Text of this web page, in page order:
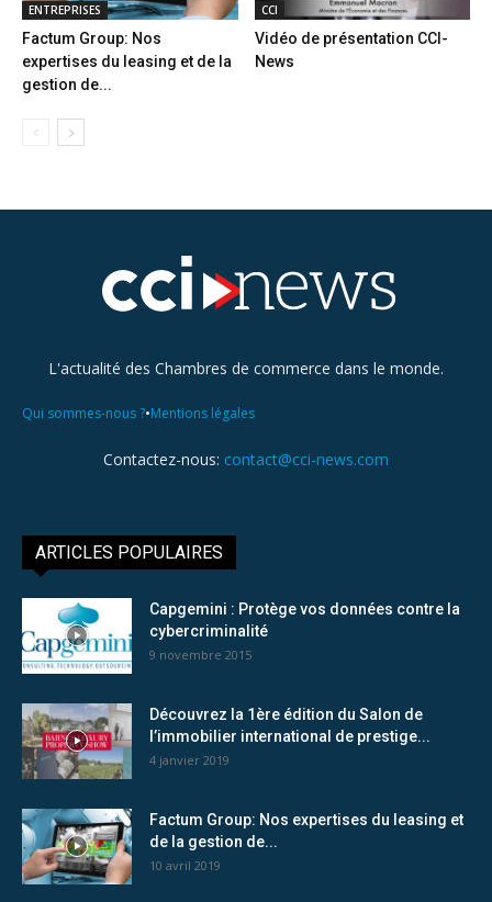
ENTREPRISES
Factum Group: Nos
expertises du leasing et de la
gestion de...
CCI
Vidéo de présentation CCI-
News
L'actualité des Chambres de commerce dans le monde.
Qui sommes-nous ?•Mentions légales
Contactez-nous: contact@cci-news.com
ARTICLES POPULAIRES
Capgemini : Protège vos données contre la
cybercriminalité
9 novembre 2015
Découvrez la 1ère édition du Salon de
l’immobilier international de prestige...
4 janvier 2019
Factum Group: Nos expertises du leasing et
de la gestion de...
10 avril 2019